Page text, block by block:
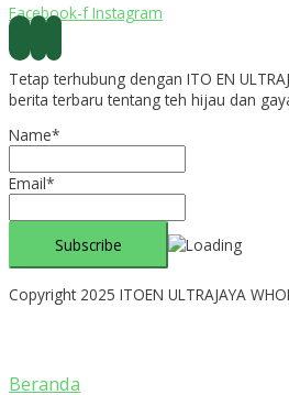
Facebook-f Instagram
Tetap terhubung dengan ITO EN
berita terbaru tentang teh hijau dan
Name*
Email*
Copyright 2025 ITOEN ULTRAJAYA
Beranda